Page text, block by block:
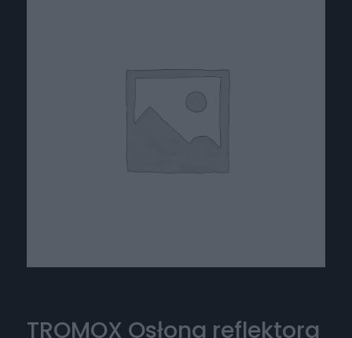
TROMOX Osłona reflektora